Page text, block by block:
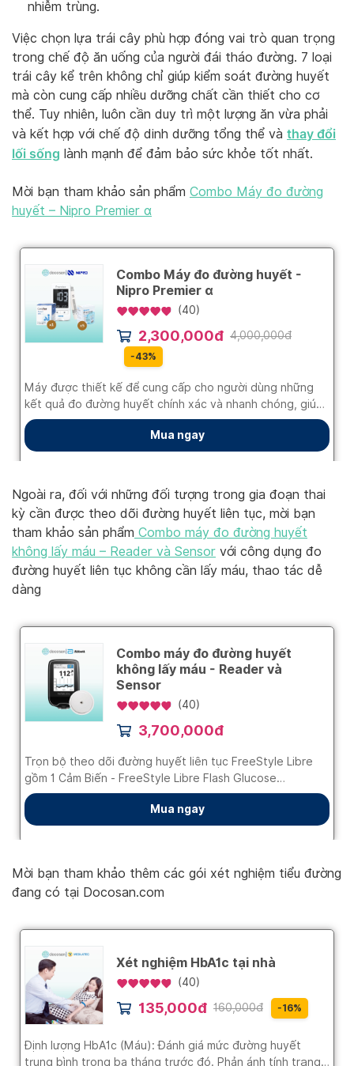
nhiễm trùng.
Việc chọn lựa trái cây phù hợp đóng vai trò quan trọng
trong chế độ ăn uống của người đái tháo đường. 7 loại
trái cây kể trên không chỉ giúp kiểm soát đường huyết
mà còn cung cấp nhiều dưỡng chất cần thiết cho cơ
thể. Tuy nhiên, luôn cần duy trì một lượng ăn vừa phải
và kết hợp với chế độ dinh dưỡng tổng thể và thay đổi
lối sống lành mạnh để đảm bảo sức khỏe tốt nhất.
Mời bạn tham khảo sản phẩm Combo Máy đo đường
huyết – Nipro Premier α
Ngoài ra, đối với những đối tượng trong gia đoạn thai
kỳ cần được theo dõi đường huyết liên tục, mời bạn
tham khảo sản phẩm Combo máy đo đường huyết
không lấy máu – Reader và Sensor với công dụng đo
đường huyết liên tục không cần lấy máu, thao tác dễ
dàng
Mời bạn tham khảo thêm các gói xét nghiệm tiểu đường
đang có tại Docosan.com